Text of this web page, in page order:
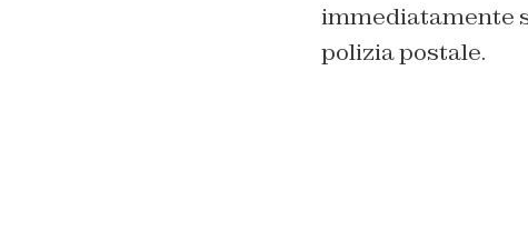
immediatamente
polizia postale.